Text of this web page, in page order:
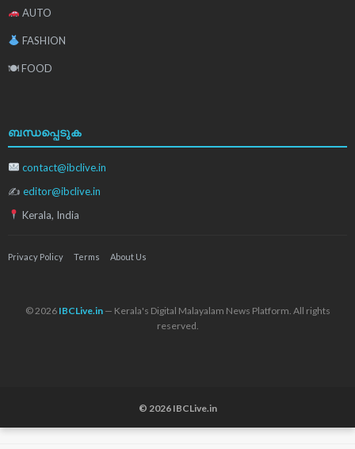
AUTO
FASHION
🍽 FOOD
ബന്ധപ്പെടുക
contact@ibclive.in
✍ editor@ibclive.in
Kerala, India
Privacy Policy Terms About Us
© 2026 IBCLive.in— Kerala's Digital Malayalam News Platform. All rights
reserved.
© 2026 IBCLive.in